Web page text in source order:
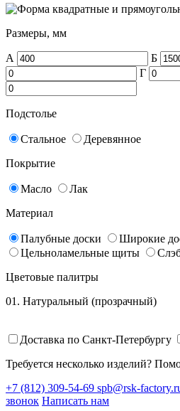
Размеры, мм
А Б
Г
Подстолье
Стальное
Деревянное
Покрытие
Масло
Лак
Материал
Палубные доски Широкие
Цельноламельные щиты
Цветовые палитры
01. Натуральный (прозрачный)
Доставка по Санкт-Петербургу
Требуется несколько изделий?
+7 (812) 309-54-69 spb@rsk-
звонок Написать нам